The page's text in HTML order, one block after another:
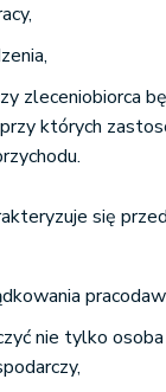
zleceniobiorca
których
się
nie tylko